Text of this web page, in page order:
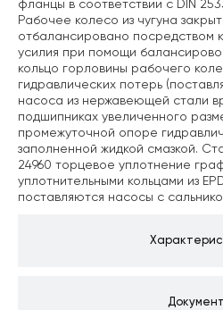
фланцы в соответствии с DIN
Рабочее колесо из чугуна
отбалансировано посредством
усилия при помощи
кольцо горловины рабочего
гидравлических потерь
насоса из нержавеющей стали
подшипниках увеличенного
промежуточной опоре
заполненной жидкой смазкой.
24960 торцевое уплотнение
уплотнительными кольцами из
поставляются насосы с